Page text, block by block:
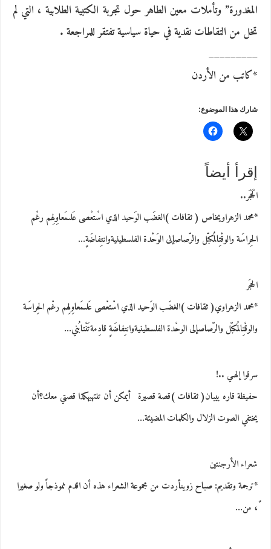
المغدورة” وتأملات معين الطاهر حول تجربة الكتبية الطلابية ، التي لم
تخل من التقاطات نقدية في حياة سياسية تفتقر للمراجعة .
_________
*كاتب من الأردن
شارك هذا الموضوع:
إقرأ أيضاً
الْحَجَر..
*محمد الزهراويخاص ( ثقافات )الغضَب الوَحيد الذي اسْتعْصى عَلىمَعاوِلِهم رغْم
الحِراسَة والوقْتِالمُكبّل والرّصاصإلى الوَحْدة الفلسطينيةوانتِفاضَةٍ…
الحجَر
*محمد الزهراوي( ثقافات )الغضَب الوَحيد الذي اسْتعْصى عَلىمَعاوِلِهم رغْم الحِراسَة
والوقْتِالمُكبّل والرّصاصإلى الوحْدة الفلسطينيةوانتِفاضَةٍ قادِمةتَنْتابُني…
سرقوا إلهـي ..!
حفيظة قاره بيبان( ثقافات )قصة قصيرة أيمكن أن تنتهيهكذا قصتي معك؟أن
يختفي الصوت الزلال والكلمات المضيئة…
شعراء الأرجنتين
*ترجمة وتقديم: صباح زوينأردت من مجموعة الشعراء هذه أن اقدم نموذجاً ولو صغيرا
ً، من…